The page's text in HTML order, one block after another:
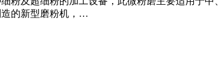
的新型磨粉机，…